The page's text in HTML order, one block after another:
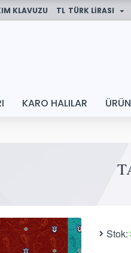
KLAVUZU TL TÜRK LIRASI
KARO HALILAR
Stok: